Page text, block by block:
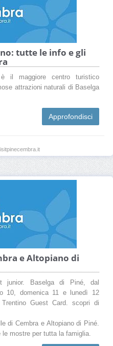
tutte le info e gli
il maggiore centro turistico
attrazioni naturali di Baselga
Approfondisci
e Altopiano di
junior. Baselga di Piné, dal
10, domenica 11 e lunedì 12
Guest Card. scopri di
di Cembra e Altopiano di Piné.
mostre per tutta la famiglia.